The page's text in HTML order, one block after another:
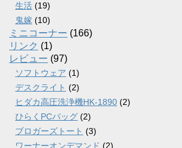
生活 (19)
鬼嫁 (10)
ミニコーナー (166)
リンク (1)
レビュー (97)
ソフトウェア (1)
デスクライト (2)
ヒダカ高圧洗浄機HK-1890 (2)
ひらくPCバッグ (2)
ブロガーズトート (3)
ワーナーオンデマンド (2)